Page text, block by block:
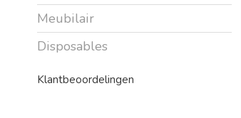
Meubilair
Disposables
Klantbeoordelingen